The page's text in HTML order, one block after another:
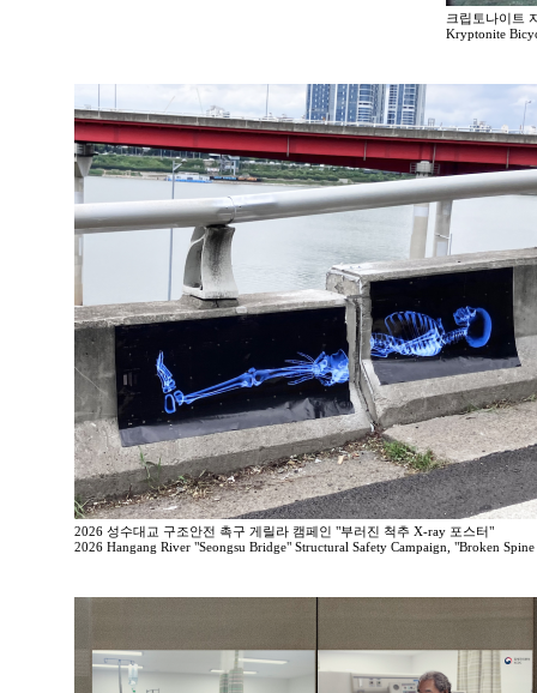
크립토나이트
Kryptonite
2026 성수대교 구조안전 촉구 게릴라 캠페인 "부러진 척추 X-ray 포스터"
2026 Hangang River "Seongsu Bridge" Structural Safety Campaign, "Broken